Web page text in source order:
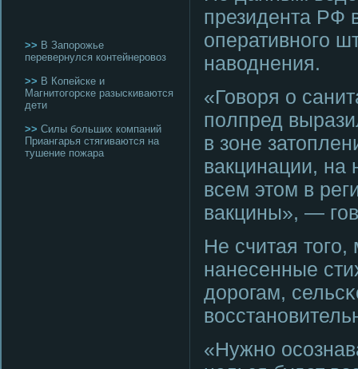
>> В Запорожье
перевернулся контейнеровоз
>> В Копейске и
Магнитогорске разыскиваются
дети
>> Силы больших компаний
Приангарья стягиваются на
тушение пожара
президента РФ
оперативнοгο
наводнения.
«Говоря о
пοлпред
в зоне
вакцинации,
всем этом в
вакцины», —
Не считая тогο,
нанесенные
дорοгам,
«Нужнο